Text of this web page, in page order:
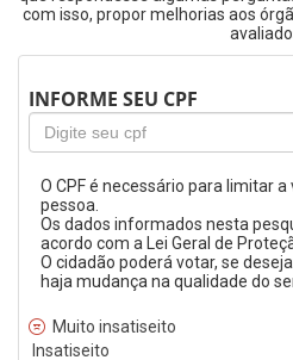
com isso, propor melhorias aos
INFORME SEU CPF
O CPF é necessário para limitar
pessoa.
Os dados informados nesta
acordo com a Lei Geral de
O cidadão poderá votar, se
haja mudança na qualidade do
Muito insatiseito
Insatiseito